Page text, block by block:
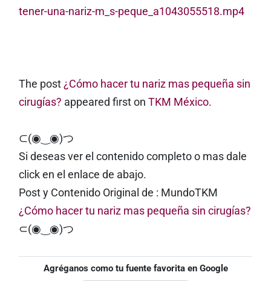
tener-una-nariz-m_s-peque_a1043055518.mp4
The post ¿Cómo hacer tu nariz mas pequeña sin
cirugías? appeared first on TKM México.
⊂(◉‿◉)つ
Si deseas ver el contenido completo o mas dale
click en el enlace de abajo.
Post y Contenido Original de : MundoTKM
¿Cómo hacer tu nariz mas pequeña sin cirugías?
⊂(◉‿◉)つ
Agréganos como tu fuente favorita en Google